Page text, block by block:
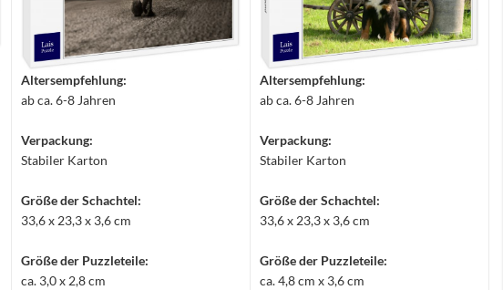
Altersempfehlung:
ab ca. 6-8 Jahren
Verpackung:
Stabiler Karton
Größe der Schachtel:
33,6 x 23,3 x 3,6 cm
Größe der Puzzleteile:
ca. 3,0 x 2,8 cm
Altersempfehlung:
ab ca. 6-8 Jahren
Verpackung:
Stabiler Karton
Größe der Schachtel:
33,6 x 23,3 x 3,6 cm
Größe der Puzzleteile:
ca. 4,8 cm x 3,6 cm